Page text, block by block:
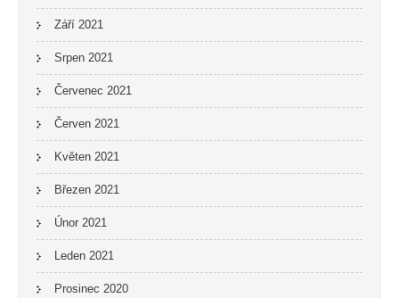
Září 2021
Srpen 2021
Červenec 2021
Červen 2021
Květen 2021
Březen 2021
Únor 2021
Leden 2021
Prosinec 2020